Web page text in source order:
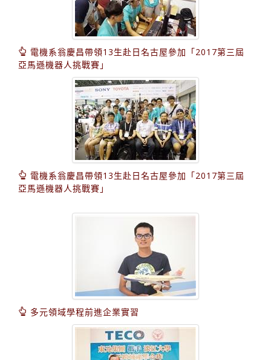
電機系翁慶昌帶領13生赴日名古屋參加「2017第三屆
亞馬遜機器人挑戰賽」
電機系翁慶昌帶領13生赴日名古屋參加「2017第三屆
亞馬遜機器人挑戰賽」
多元領域學程前進企業實習